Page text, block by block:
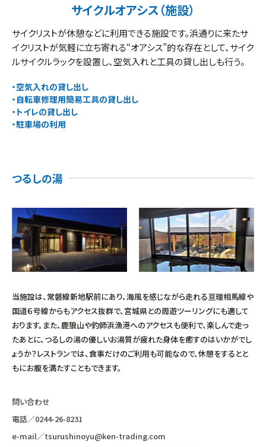
サイクルオアシス（施設）
サイクリストが休憩などに利用できる施設です。浜通りに来たサ
イクリストが気軽に立ち寄れる“オアシス”的な存在として、サイク
ルサイクルラックを設置し、空気入れと工具の貸し出しも行う。
空気入れの貸し出し
自転車修理用簡易工具の貸し出し
トイレの貸し出し
駐車場の利用
つるしの湯
当施設は、常磐線新地駅前にあり、海風を感じながら走れる亘理相馬線や
国道６号線からもアクセス抜群で、宮城県との周遊ツーリングにも適して
おります。また、鹿狼山や釣師浜漁港へのアクセスも便利で、楽しんで走っ
たあとに、つるしの湯の優しいお湯質が疲れた身体を癒すのはいかがでし
ょうか？レストランでは、食事だけのご利用も可能なので、休憩をするとと
もにお腹を満たすこともできます。
問い合わせ
電話／0244-26-8231
e-mail／tsurushinoyu@ken-trading.com